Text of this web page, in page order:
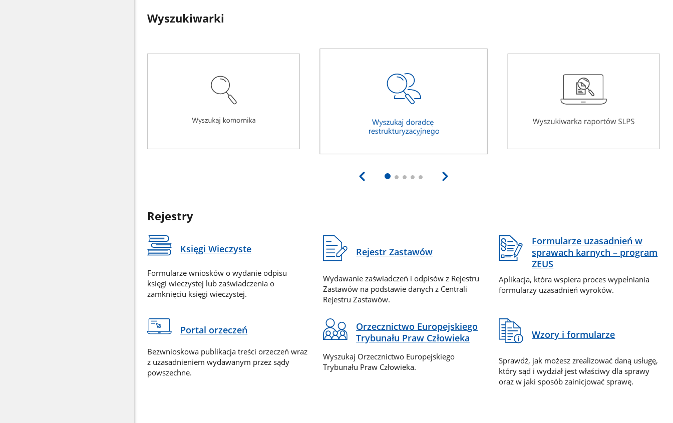
Wyszukiwarki
Rejestry
Księgi Wieczyste
Formularze wniosków o wydanie odpisu
księgi wieczystej lub zaświadczenia o
zamknięciu księgi wieczystej.
Rejestr Zastawów
Wydawanie zaświadczeń i odpisów z Rejestru
Zastawów na podstawie danych z Centrali
Rejestru Zastawów.
Formularze uzasadnień w
sprawach karnych – program
ZEUS
Aplikacja, która wspiera proces wypełniania
formularzy uzasadnień wyroków.
Portal orzeczeń
Bezwnioskowa publikacja treści orzeczeń wraz
z uzasadnieniem wydawanym przez sądy
powszechne.
Orzecznictwo Europejskiego
Trybunału Praw Człowieka
Wyszukaj Orzecznictwo Europejskiego
Trybunału Praw Człowieka.
Wzory i formularze
Sprawdź, jak możesz zrealizować daną usługę,
który sąd i wydział jest właściwy dla sprawy
oraz w jaki sposób zainicjować sprawę.